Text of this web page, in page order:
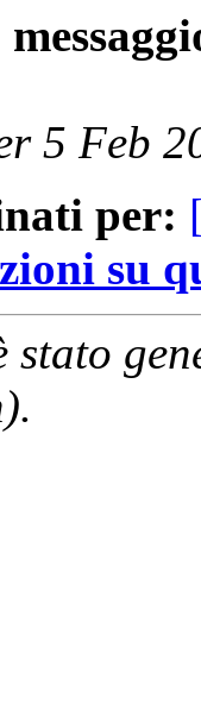
5 Feb
per:
su
stato